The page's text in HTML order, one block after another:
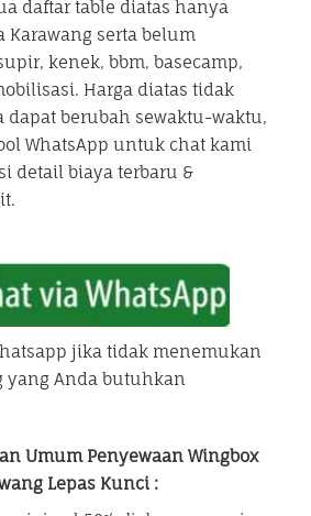
daftar table diatas hanya
Karawang serta belum
kenek, bbm, basecamp,
Harga diatas tidak
dapat berubah sewaktu-waktu,
WhatsApp untuk chat kami
detail biaya terbaru &
jika tidak menemukan
yang Anda butuhkan
Umum Penyewaan Wingbox
Lepas Kunci :